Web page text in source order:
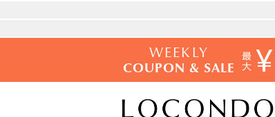
WEEKLY
COUPON & SALE ¥